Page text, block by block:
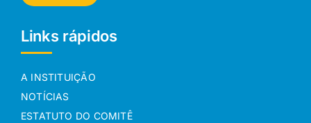
Links rápidos
A INSTITUIÇÃO
NOTÍCIAS
ESTATUTO DO COMITÊ